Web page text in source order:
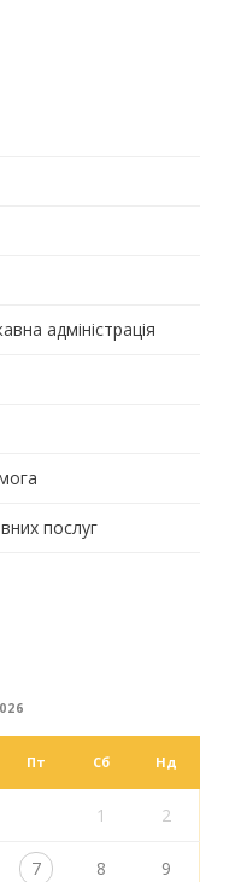
адміністрація
послуг
Пт Сб Нд
1 2
7 8 9